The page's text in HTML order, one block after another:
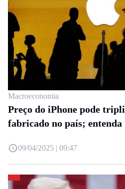
Macroeconomia
Preço do iPhone pode
fabricado no país; entenda
09/04/2025 | 09:47